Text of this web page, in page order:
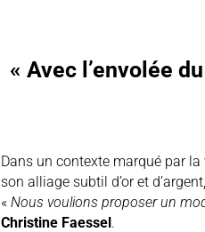
« Avec l’envolée
Dans un contexte marqué par
son alliage subtil d’or et
«Nous voulions proposer un
Christine Faessel.